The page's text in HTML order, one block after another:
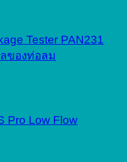
Tester PAN231
ของท่อลม
Pro Low Flow